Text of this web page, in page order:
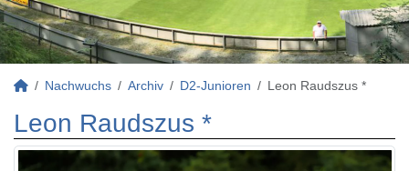
Nachwuchs Archiv D2-Junioren Leon Raudszus *
Leon Raudszus *